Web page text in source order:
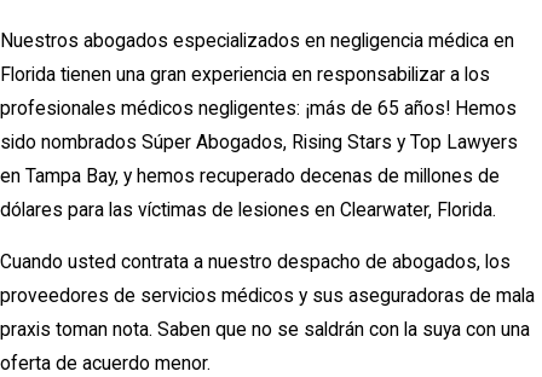
Nuestros abogados especializados en negligencia médica en
Florida tienen una gran experiencia en responsabilizar a los
profesionales médicos negligentes: ¡más de 65 años! Hemos
sido nombrados Súper Abogados, Rising Stars y Top Lawyers
en Tampa Bay, y hemos recuperado decenas de millones de
dólares para las víctimas de lesiones en Clearwater, Florida.
Cuando usted contrata a nuestro despacho de abogados, los
proveedores de servicios médicos y sus aseguradoras de mala
praxis toman nota. Saben que no se saldrán con la suya con una
oferta de acuerdo menor.